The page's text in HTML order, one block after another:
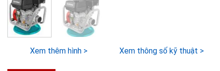
Xem thêm hình > Xem thông số kỹ thuật >